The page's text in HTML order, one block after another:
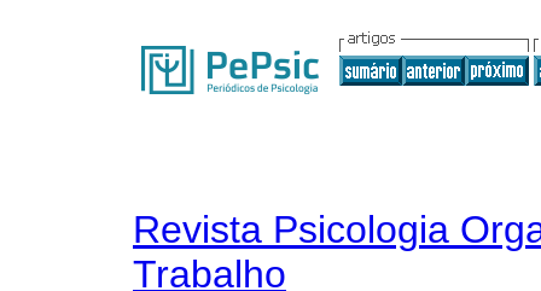
Revista Psicologia
Trabalho